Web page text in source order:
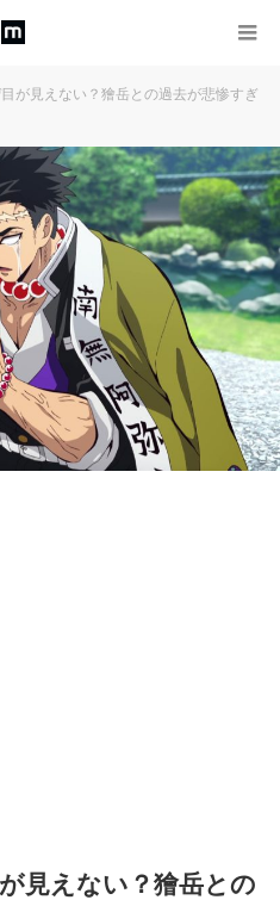
が見えない？獪岳との過去が悲惨すぎ
見えない？獪岳との